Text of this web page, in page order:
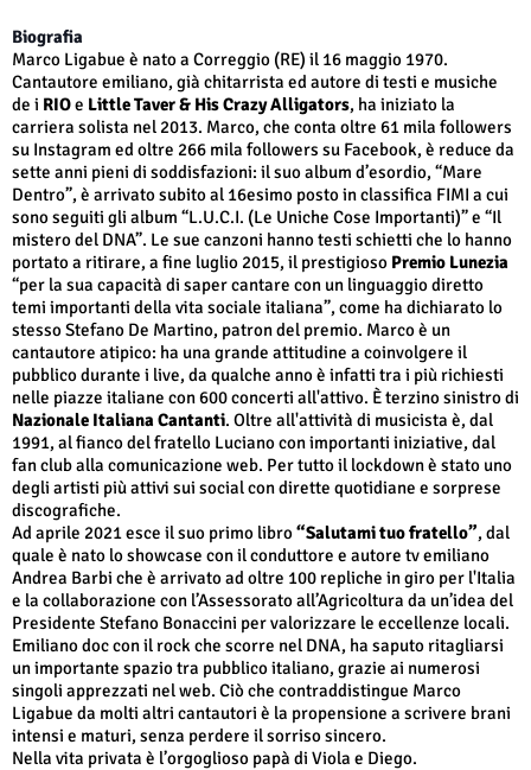
Biografia
Marco Ligabue è nato a Correggio (RE) il 16 maggio 1970.
Cantautore emiliano, già chitarrista ed autore di testi e musiche
de i RIOe Little Taver & His Crazy Alligators, ha iniziato la
carriera solista nel 2013. Marco, che conta oltre 61 mila followers
su Instagram ed oltre 266 mila followers su Facebook, è reduce da
sette anni pieni di soddisfazioni: il suo album d’esordio, “Mare
Dentro”, è arrivato subito al 16esimo posto in classifica FIMI a cui
sono seguiti gli album “L.U.C.I. (Le Uniche Cose Importanti)” e “Il
mistero del DNA”. Le sue canzoni hanno testi schietti che lo hanno
portato a ritirare, a fine luglio 2015, il prestigioso Premio Lunezia
“per la sua capacità di saper cantare con un linguaggio diretto
temi importanti della vita sociale italiana”, come ha dichiarato lo
stesso Stefano De Martino, patron del premio. Marco è un
cantautore atipico: ha una grande attitudine a coinvolgere il
pubblico durante i live, da qualche anno è infatti tra i più richiesti
nelle piazze italiane con 600 concerti all'attivo. È terzino sinistro di
Nazionale Italiana Cantanti. Oltre all'attività di musicista è, dal
1991, al fianco del fratello Luciano con importanti iniziative, dal
fan club alla comunicazione web. Per tutto il lockdown è stato uno
degli artisti più attivi sui social con dirette quotidiane e sorprese
discografiche.
Ad aprile 2021 esce il suo primo libro“Salutami tuo fratello”, dal
quale è nato lo showcase con il conduttore e autore tv emiliano
Andrea Barbi che è arrivato ad oltre 100 repliche in giro per l'Italia
e la collaborazione con l’Assessorato all’Agricoltura da un’idea del
Presidente Stefano Bonaccini per valorizzare le eccellenze locali.
Emiliano doc con il rock che scorre nel DNA, ha saputo ritagliarsi
un importante spazio tra pubblico italiano, grazie ai numerosi
singoli apprezzati nel web. Ciò che contraddistingue Marco
Ligabue da molti altri cantautori è la propensione a scrivere brani
intensi e maturi, senza perdere il sorriso sincero.
Nella vita privata è l’orgoglioso papà di Viola e Diego.